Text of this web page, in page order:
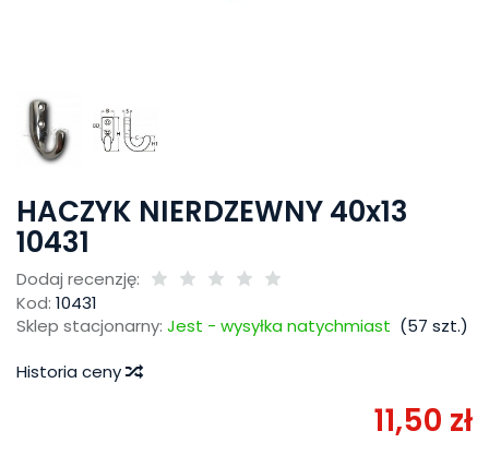
HACZYK NIERDZEWNY 40x13
10431
Dodaj recenzję:
Kod: 10431
Sklep stacjonarny: Jest - wysyłka natychmiast (57 szt.)
Historia ceny
11,50 zł